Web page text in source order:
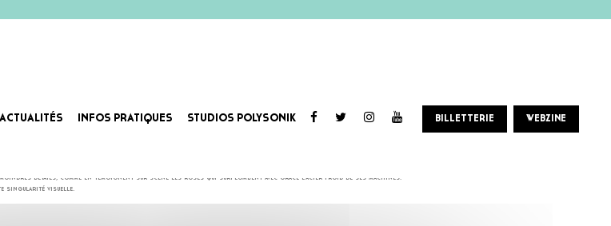
ACTUALITÉS INFOS PRATIQUES STUDIOS POLYSONIK BILLETTERIE WEBZINE
détails, comme en témoignent sur scène les roses qui surplombent avec grâce l’acier froid de ses machines.
singularité visuelle.